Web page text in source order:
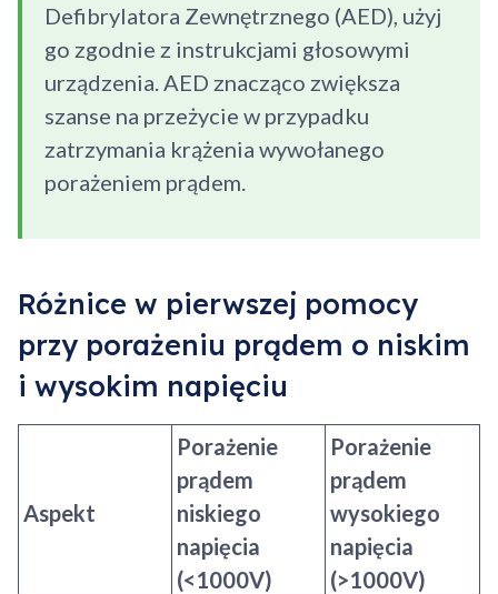
Defibrylatora Zewnętrznego (AED), użyj
go zgodnie z instrukcjami głosowymi
urządzenia. AED znacząco zwiększa
szanse na przeżycie w przypadku
zatrzymania krążenia wywołanego
porażeniem prądem.
Różnice w pierwszej pomocy
przy porażeniu prądem o niskim
i wysokim napięciu
Aspekt
Porażenie
prądem
niskiego
napięcia
(<1000V)
Porażenie
prądem
wysokiego
napięcia
(>1000V)